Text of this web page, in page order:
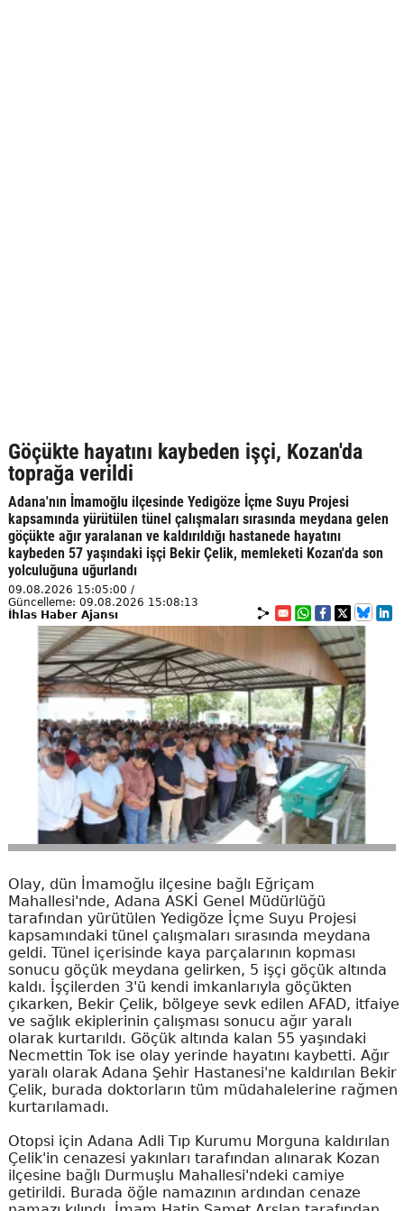
Göçükte hayatını kaybeden işçi, Kozan'da
toprağa verildi
Adana'nın İmamoğlu ilçesinde Yedigöze İçme Suyu Projesi
kapsamında yürütülen tünel çalışmaları sırasında meydana gelen
göçükte ağır yaralanan ve kaldırıldığı hastanede hayatını
kaybeden 57 yaşındaki işçi Bekir Çelik, memleketi Kozan'da son
yolculuğuna uğurlandı
09.08.2026 15:05:00 /
Güncelleme: 09.08.2026 15:08:13
İhlas Haber Ajansı
Olay, dün İmamoğlu ilçesine bağlı Eğriçam
Mahallesi'nde, Adana ASKİ Genel Müdürlüğü
tarafından yürütülen Yedigöze İçme Suyu Projesi
kapsamındaki tünel çalışmaları sırasında meydana
geldi. Tünel içerisinde kaya parçalarının kopması
sonucu göçük meydana gelirken, 5 işçi göçük altında
kaldı. İşçilerden 3'ü kendi imkanlarıyla göçükten
çıkarken, Bekir Çelik, bölgeye sevk edilen AFAD, itfaiye
ve sağlık ekiplerinin çalışması sonucu ağır yaralı
olarak kurtarıldı. Göçük altında kalan 55 yaşındaki
Necmettin Tok ise olay yerinde hayatını kaybetti. Ağır
yaralı olarak Adana Şehir Hastanesi'ne kaldırılan Bekir
Çelik, burada doktorların tüm müdahalelerine rağmen
kurtarılamadı.
Otopsi için Adana Adli Tıp Kurumu Morguna kaldırılan
Çelik'in cenazesi yakınları tarafından alınarak Kozan
ilçesine bağlı Durmuşlu Mahallesi'ndeki camiye
getirildi. Burada öğle namazının ardından cenaze